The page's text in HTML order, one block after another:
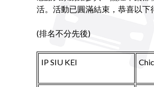
活。活動已圓滿結束，恭喜以下
(排名不分先後)
IP SIU KEI